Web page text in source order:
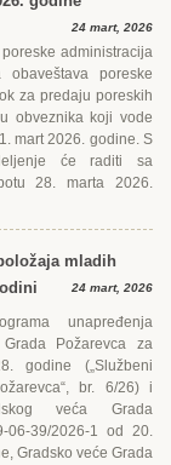
24 mart, 2026
administracija
obaveštava poreske
za predaju poreskih
obveznika koji vode
mart 2026. godine. S
će raditi sa
28. marta 2026.
mladih
24 mart, 2026
unapređenja
Požarevca za
godine („Službeni
br. 6/26) i
veća Grada
06-39/2026-1 od 20.
Gradsko veće Grada